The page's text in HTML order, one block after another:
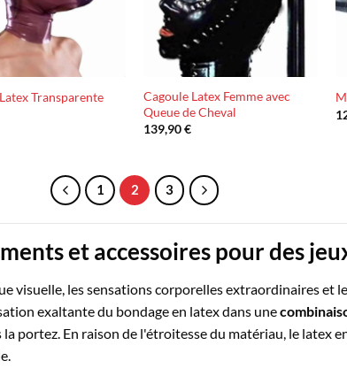
Transparente
Cagoule Latex Femme avec
Queue de Cheval
139,90€
1 2 3
et accessoires pour des
visuelle, les sensations corporelles extraordinaires et
exaltante du bondage en latex dans une
portez. En raison de l'étroitesse du matériau, le latex